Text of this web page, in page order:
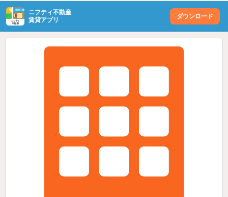
ニフティ不動産
賃貸アプリ
ダウンロード